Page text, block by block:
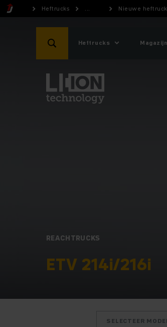
Heftrucks ... Nieuwe
Heftrucks
REACHTRUCKS
ETV 214i/216i
SELECTEER